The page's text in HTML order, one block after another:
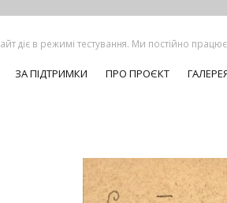
діє в режимі тестування. Ми постійно
ЗА ПІДТРИМКИ ПРО ПРОЄКТ